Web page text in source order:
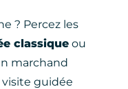
? Percez les
classique ou
marchand
visite guidée